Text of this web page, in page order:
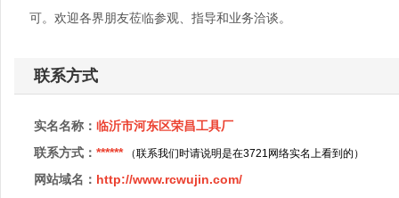
可。欢迎各界朋友莅临参观、指导和业务洽谈。
联系方式
实名名称： 临沂市河东区荣昌工具厂
联系方式： ******（联系我们时请说明是在3721网络实名上看到的）
网站域名： http://www.rcwujin.com/